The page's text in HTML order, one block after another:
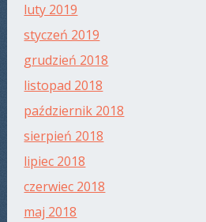
luty 2019
styczeń 2019
grudzień 2018
listopad 2018
październik 2018
sierpień 2018
lipiec 2018
czerwiec 2018
maj 2018